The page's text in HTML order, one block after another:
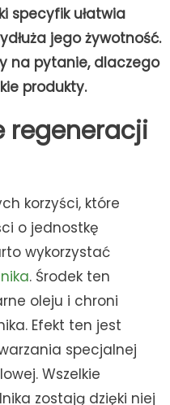
specyfik ułatwia
jego żywotność.
na pytanie, dlaczego
produkty.
regeneracji
korzyści, które
o jednostkę
wykorzystać
. Środek ten
oleju i chroni
Efekt ten jest
specjalnej
Wszelkie
zostają dzięki niej